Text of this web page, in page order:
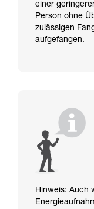
einer
Person ohne
zulässigen
aufgefangen.
Hinweis: Auch